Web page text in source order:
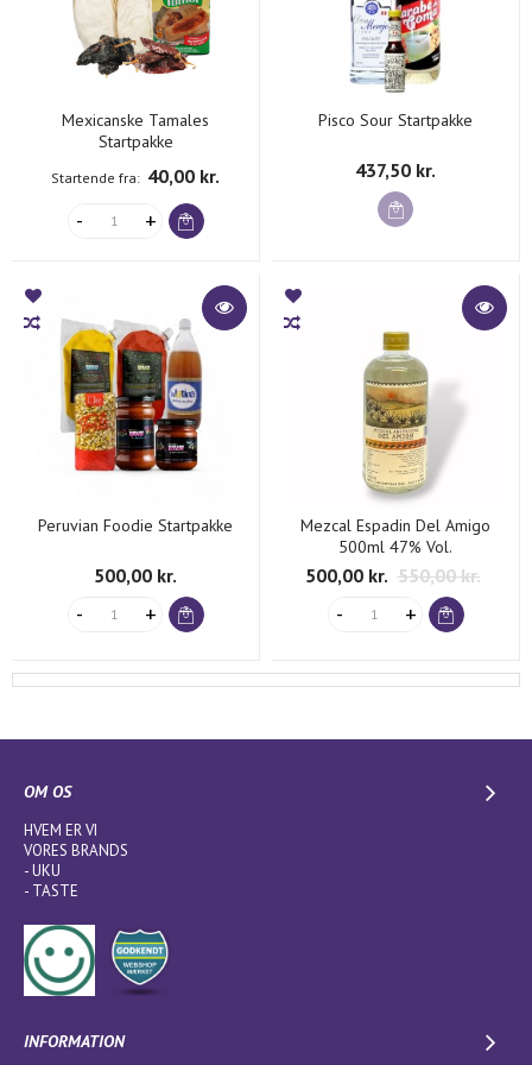
Mexicanske Tamales
Startpakke
Startende fra 40,00 kr.
Pisco Sour Startpakke
437,50 kr.
Peruvian Foodie Startpakke
500,00 kr.
Mezcal Espadin Del Amigo
500ml 47% Vol.
500,00 kr. 550,00 kr.
OM OS
HVEM ER VI
VORES BRANDS
-UKU
- TASTE
INFORMATION